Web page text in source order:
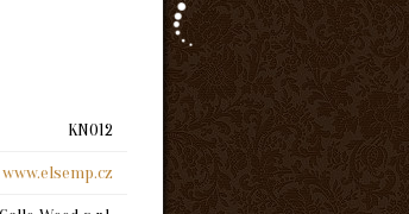
KN012
www.elsemp.cz